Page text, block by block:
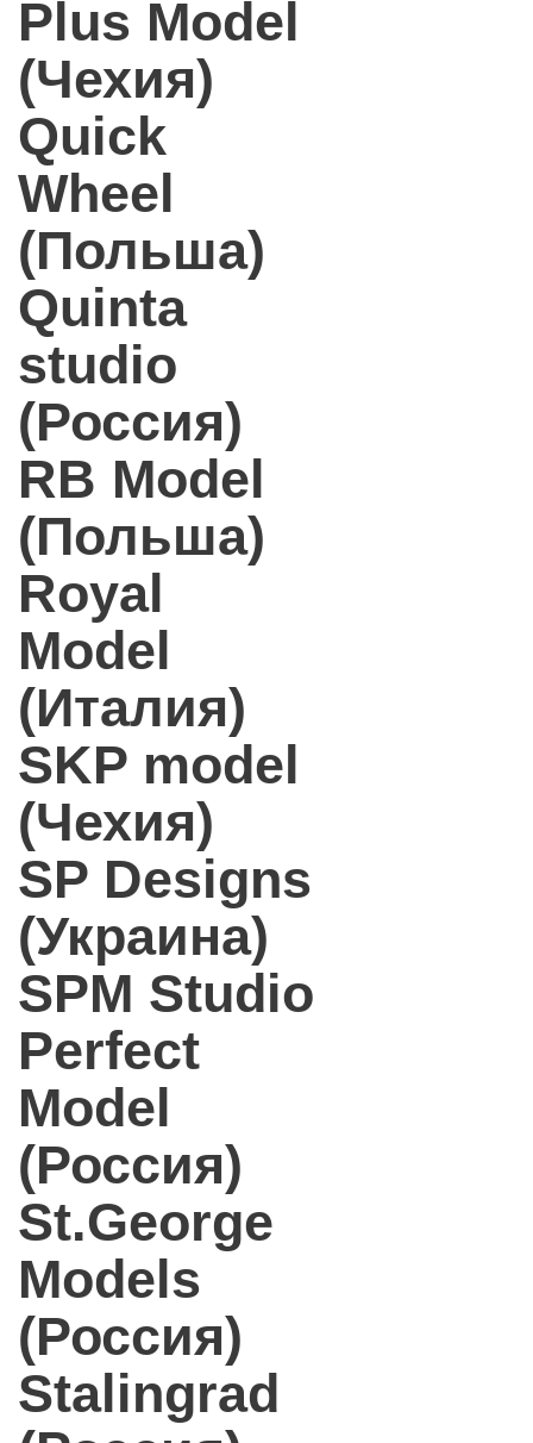
Plus Model
(Чехия)
Quick
Wheel
(Польша)
Quinta
studio
(Россия)
RB Model
(Польша)
Royal
Model
(Италия)
SKP model
(Чехия)
SP Designs
(Украина)
SPM Studio
Perfect
Model
(Россия)
St.George
Models
(Россия)
Stalingrad